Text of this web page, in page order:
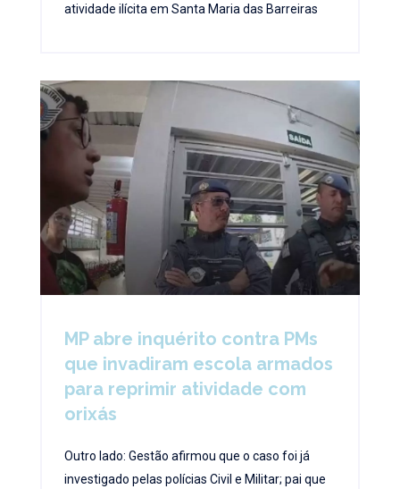
atividade ilícita em Santa Maria das Barreiras
MP abre inquérito contra PMs
que invadiram escola armados
para reprimir atividade com
orixás
Outro lado: Gestão afirmou que o caso foi já
investigado pelas polícias Civil e Militar; pai que